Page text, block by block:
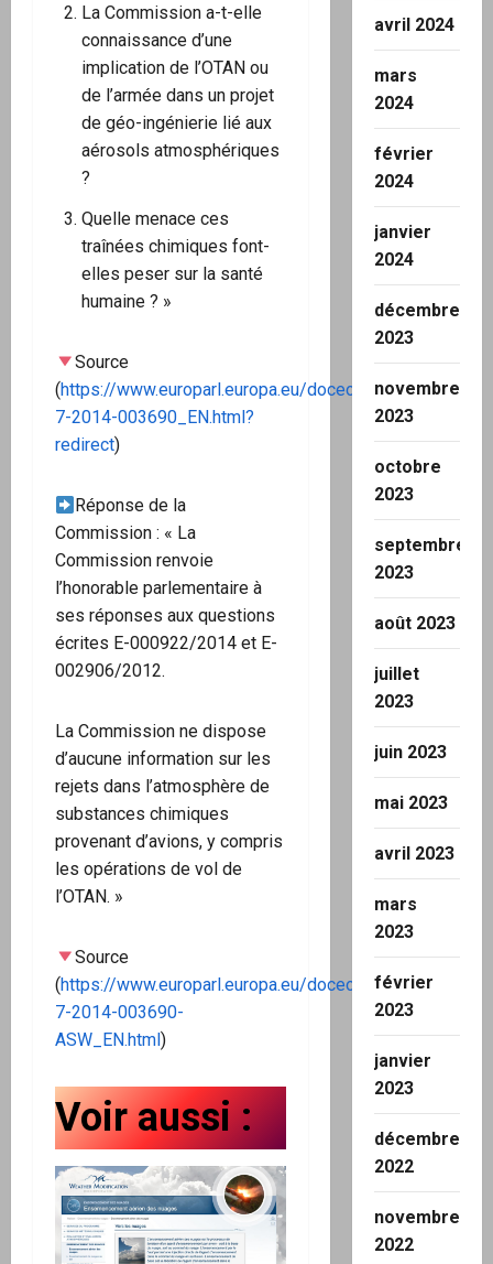
La Commission a-t-elle
connaissance d’une
implication de l’OTAN ou
de l’armée dans un projet
de géo-ingénierie lié aux
aérosols atmosphériques
?
Quelle menace ces
traînées chimiques font-
elles peser sur la santé
humaine ? »
Source
(https://www.europarl.europa.eu/doceo/document/E-
7-2014-003690_EN.html?
redirect)
Réponse de la
Commission : « La
Commission renvoie
l’honorable parlementaire à
ses réponses aux questions
écrites E-000922/2014 et E-
002906/2012.
La Commission ne dispose
d’aucune information sur les
rejets dans l’atmosphère de
substances chimiques
provenant d’avions, y compris
les opérations de vol de
l’OTAN. »
Source
(https://www.europarl.europa.eu/doceo/document/E-
7-2014-003690-
ASW_EN.html)
Voir aussi :
avril 2024
mars
2024
février
2024
janvier
2024
décembre
2023
novembre
2023
octobre
2023
septembre
2023
août 2023
juillet
2023
juin 2023
mai 2023
avril 2023
mars
2023
février
2023
janvier
2023
décembre
2022
novembre
2022